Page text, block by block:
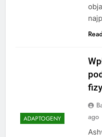
ADAPTOGENY
ago